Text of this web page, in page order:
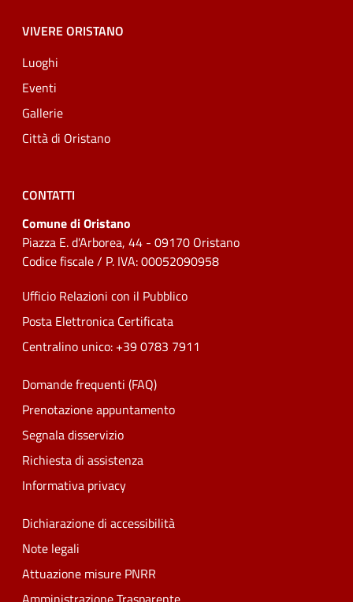
VIVERE ORISTANO
Luoghi
Eventi
Gallerie
Città di Oristano
CONTATTI
Comune di Oristano
Piazza E. d'Arborea, 44 - 09170 Oristano
Codice fiscale / P. IVA: 00052090958
Ufficio Relazioni con il Pubblico
Posta Elettronica Certificata
Centralino unico: +39 0783 7911
Domande frequenti (FAQ)
Prenotazione appuntamento
Segnala disservizio
Richiesta di assistenza
Informativa privacy
Dichiarazione di accessibilità
Note legali
Attuazione misure PNRR